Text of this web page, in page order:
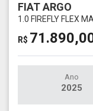
FIAT ARGO
1.0 FIREFLY FLEX
R$
Ano
2025